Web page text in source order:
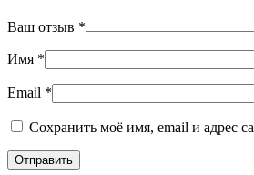
Ваш отзыв *
Имя *
Email *
Сохранить моё имя, email и адрес